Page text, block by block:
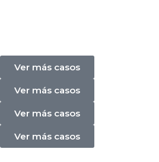
Ver más casos
Ver más casos
Ver más casos
Ver más casos